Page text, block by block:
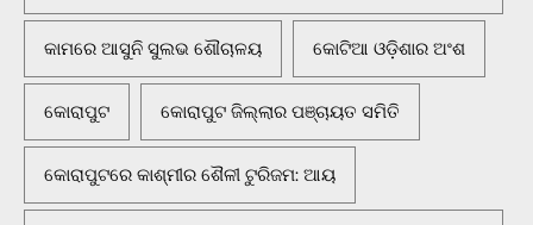
କାମରେ ଆସୁନି ସୁଲଭ ଶୌଚାଳୟ କୋଟିଆ ଓଡ଼ିଶାର ଅଂଶ
କୋରାପୁଟ କୋରାପୁଟ ଜିଲ୍ଲାର ପଞ୍ଚାୟତ ସମିତି
କୋରାପୁଟରେ କାଶ୍ମୀର ଶୈଳୀ ଟୁରିଜମ: ଆୟ